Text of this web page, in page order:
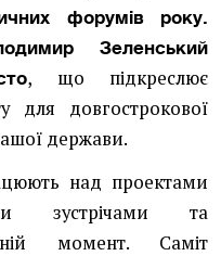
форумів року.
Зеленський
, що підкреслює
для довгострокової
держави.
над проектами
зустрічами та
момент. Саміт